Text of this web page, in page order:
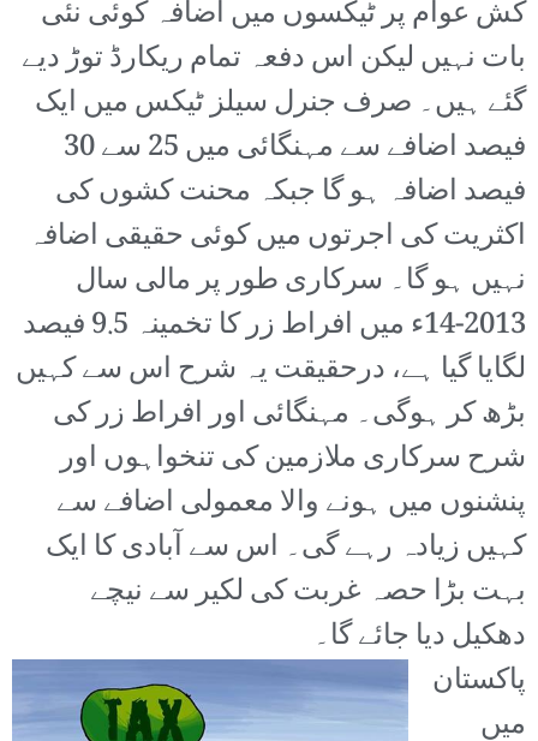
کش عوام پر ٹیکسوں میں اضافہ کوئی نئی
بات نہیں لیکن اس دفعہ تمام ریکارڈ توڑ دیے
گئے ہیں۔ صرف جنرل سیلز ٹیکس میں ایک
فیصد اضافے سے مہنگائی میں 25 سے 30
فیصد اضافہ ہو گا جبکہ محنت کشوں کی
اکثریت کی اجرتوں میں کوئی حقیقی اضافہ
نہیں ہو گا۔ سرکاری طور پر مالی سال
2013-14ء میں افراط زر کا تخمینہ 9.5 فیصد
لگایا گیا ہے، درحقیقت یہ شرح اس سے کہیں
بڑھ کر ہوگی۔ مہنگائی اور افراط زر کی
شرح سرکاری ملازمین کی تنخواہوں اور
پنشنوں میں ہونے والا معمولی اضافے سے
کہیں زیادہ رہے گی۔ اس سے آبادی کا ایک
بہت بڑا حصہ غربت کی لکیر سے نیچے
دھکیل دیا جائے گا۔
پاکستان
میں